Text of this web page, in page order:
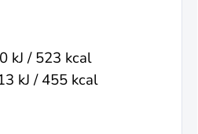
kJ / 523 kcal
kJ / 455 kcal